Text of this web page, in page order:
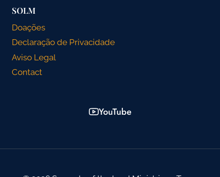
SOLM
Doações
Declaração de Privacidade
Aviso Legal
Contact
YouTube